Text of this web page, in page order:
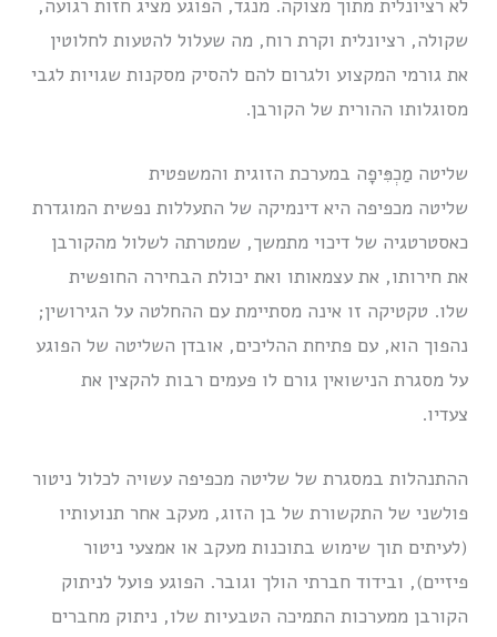
לא רציונלית מתוך מצוקה. מנגד, הפוגע מציג חזות רגועה,
שקולה, רציונלית וקרת רוח, מה שעלול להטעות לחלוטין
את גורמי המקצוע ולגרום להם להסיק מסקנות שגויות לגבי
מסוגלותו ההורית של הקורבן.
שליטה מַכְפִּיפָה במערכת הזוגית והמשפטית
שליטה מכפיפה היא דינמיקה של התעללות נפשית המוגדרת
כאסטרטגיה של דיכוי מתמשך, שמטרתה לשלול מהקורבן
את חירותו, את עצמאותו ואת יכולת הבחירה החופשית
שלו. טקטיקה זו אינה מסתיימת עם ההחלטה על הגירושין;
נהפוך הוא, עם פתיחת ההליכים, אובדן השליטה של הפוגע
על מסגרת הנישואין גורם לו פעמים רבות להקצין את
צעדיו.
ההתנהלות במסגרת של שליטה מכפיפה עשויה לכלול ניטור
פולשני של התקשורת של בן הזוג, מעקב אחר תנועותיו
(לעיתים תוך שימוש בתוכנות מעקב או אמצעי ניטור
פיזיים), ובידוד חברתי הולך וגובר. הפוגע פועל לניתוק
הקורבן ממערכות התמיכה הטבעיות שלו, ניתוק מחברים